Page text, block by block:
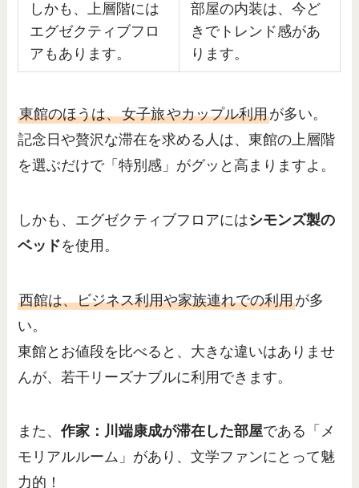
しかも、上層階には
エグゼクティブフロ
アもあります。
部屋の内装は、今ど
きでトレンド感があ
ります。
東館のほうは、女子旅やカップル利用が多い。
記念日や贅沢な滞在を求める人は、東館の上層階
を選ぶだけで「特別感」がグッと高まりますよ。
しかも、エグゼクティブフロアにはシモンズ製の
ベッドを使用。
西館は、ビジネス利用や家族連れでの利用が多
い。
東館とお値段を比べると、大きな違いはありませ
んが、若干リーズナブルに利用できます。
また、作家：川端康成が滞在した部屋である「メ
モリアルルーム」があり、文学ファンにとって魅
力的！